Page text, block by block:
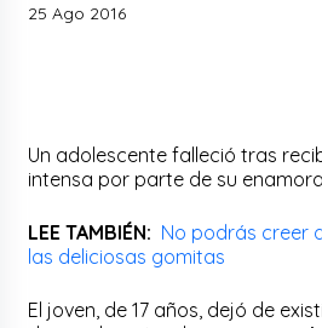
25 Ago 2016
Un adolescente falleció tras
intensa por parte de su
LEE TAMBIÉN: No podrás creer
las deliciosas gomitas
El joven, de 17 años, dejó de